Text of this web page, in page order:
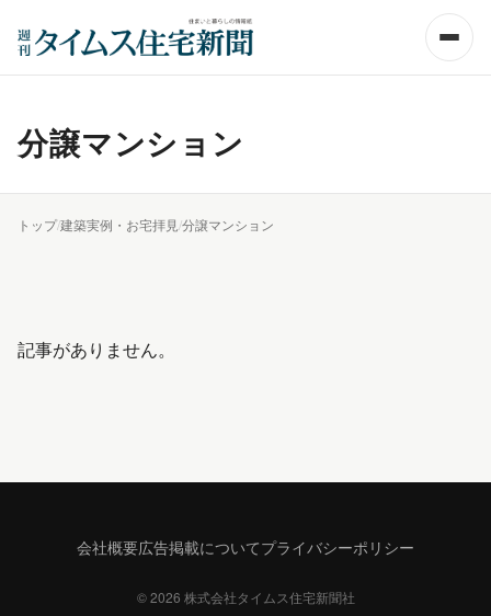
分譲マンション
トップ/建築実例・お宅拝見/分譲マンション
記事がありません。
会社概要広告掲載についてプライバシーポリシー
© 2026 株式会社タイムス住宅新聞社